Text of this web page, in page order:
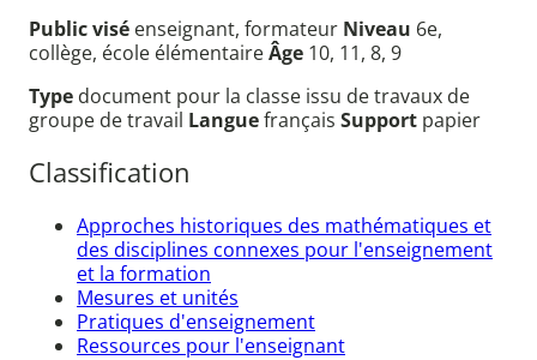
Public visé enseignant, formateur Niveau 6e,
collège, école élémentaireÂge 10, 11, 8, 9
Type document pour la classe issu de travaux de
groupe de travail Languefrançais Support papier
Classification
Approches historiques des mathématiques et
des disciplines connexes pour l'enseignement
et la formation
Mesures et unités
Pratiques d'enseignement
Ressources pour l'enseignant